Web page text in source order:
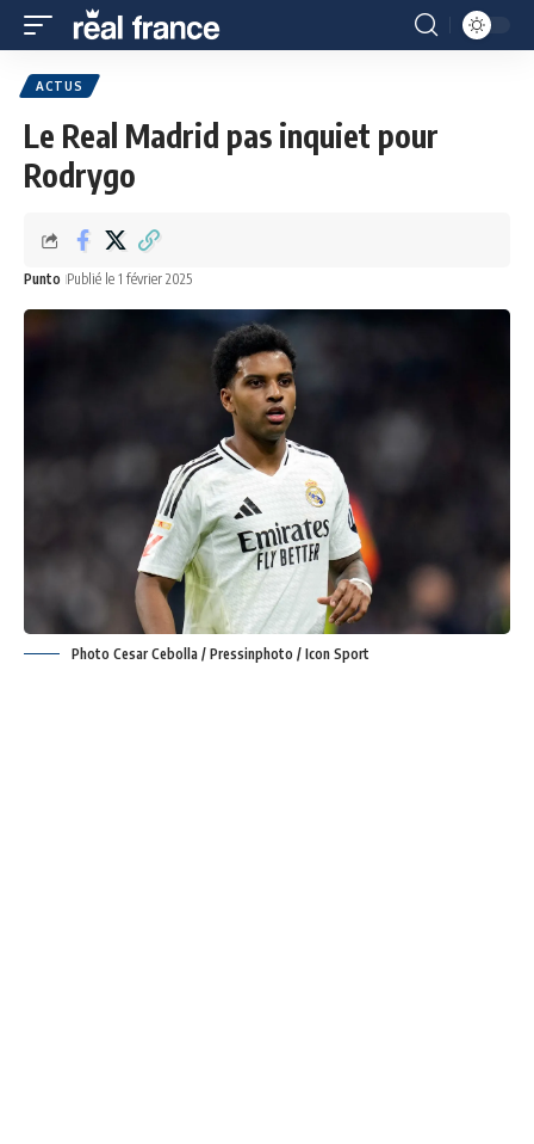
ACTUS
Le Real Madrid pas inquiet pour
Rodrygo
Punto Publié le 1 février 2025
Photo Cesar Cebolla / Pressinphoto / Icon Sport